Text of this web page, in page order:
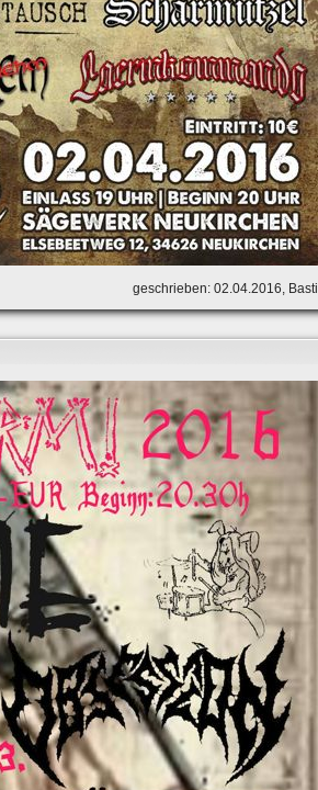
geschrieben: 02.04.2016, Basti